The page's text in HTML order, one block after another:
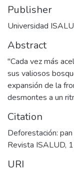
Publisher
Universidad
Abstract
"Cada vez más
sus valiosos
expansión de la
desmontes a un
Citation
Deforestación:
Revista ISALUD,
URI